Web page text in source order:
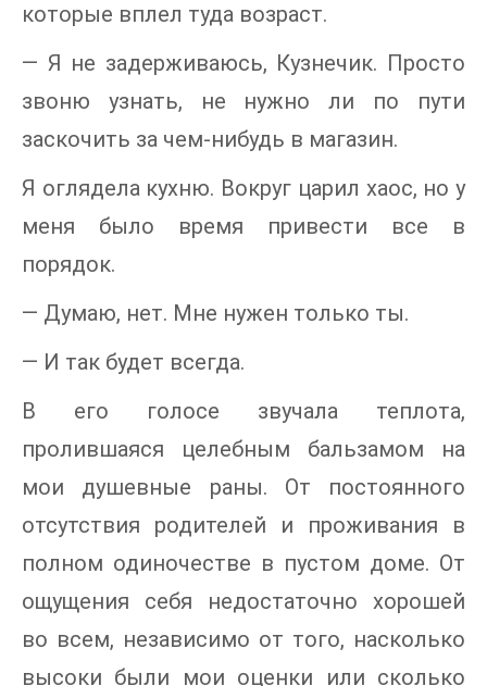
которые вплел туда возраст.
— Я не задерживаюсь, Кузнечик. Просто
звоню узнать, не нужно ли по пути
заскочить за чем-нибудь в магазин.
Я оглядела кухню. Вокруг царил хаос, но у
меня было время привести все в
порядок.
— Думаю, нет. Мне нужен только ты.
— И так будет всегда.
В его голосе звучала теплота,
пролившаяся целебным бальзамом на
мои душевные раны. От постоянного
отсутствия родителей и проживания в
полном одиночестве в пустом доме. От
ощущения себя недостаточно хорошей
во всем, независимо от того, насколько
высоки были мои оценки или сколько